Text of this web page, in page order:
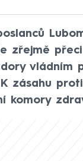
zřejmě
vládním
zásahu
komory